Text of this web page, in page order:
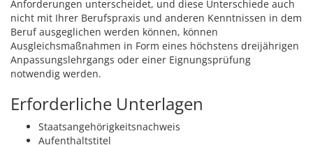
Anforderungen unterscheidet, und diese Unterschiede auch
nicht mit Ihrer Berufspraxis und anderen Kenntnissen in dem
Beruf ausgeglichen werden können, können
Ausgleichsmaßnahmen in Form eines höchstens dreijährigen
Anpassungslehrgangs oder einer Eignungsprüfung
notwendig werden.
Erforderliche Unterlagen
Staatsangehörigkeitsnachweis
Aufenthaltstitel